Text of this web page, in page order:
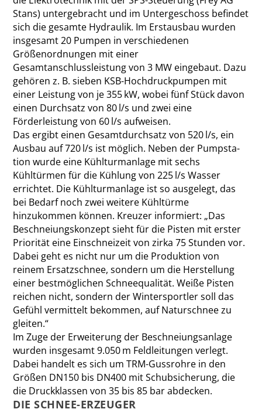
Stans) untergebracht und im Untergeschoss befindet
sich die gesamte Hydraulik. Im Erstausbau wurden
insgesamt 20 Pumpen in verschiedenen
Größenordnungen mit einer
Gesamtanschlussleistung von 3 MW eingebaut. Dazu
gehören z. B. sieben KSB-Hochdruckpumpen mit
einer Leistung von je 355 kW, wobei fünf Stück davon
einen Durchsatz von 80 l/s und zwei eine
Förderleistung von 60 l/s aufweisen.
Das ergibt einen Gesamtdurchsatz von 520 l/s, ein
Ausbau auf 720 l/s ist möglich. Neben der Pumpsta­
tion wurde eine Kühlturmanlage mit sechs
Kühltürmen für die Kühlung von 225 l/s Wasser
errichtet. Die Kühlturmanlage ist so ausgelegt, das
bei Bedarf noch zwei ­weitere Kühltürme
hinzukommen können. Kreuzer informiert: „Das
Beschneiungskonzept sieht für die Pisten mit erster
Priorität eine Einschneizeit von zirka 75 Stunden vor.
Dabei geht es nicht nur um die Produktion von
reinem Ersatzschnee, sondern um die Herstellung
einer bestmöglichen Schneequalität. Weiße Pisten
reichen nicht, sondern der Wintersportler soll das
Gefühl vermittelt bekommen, auf Naturschnee zu
gleiten.“
Im Zuge der Erweiterung der Beschneiungsanlage
wurden insgesamt 9.050 m Feldleitungen verlegt.
Dabei handelt es sich um TRM-Gussrohre in den
Größen DN150 bis DN400 mit Schubsicherung, die
die Druckklassen von 35 bis 85 bar abdecken.
DIE SCHNEE-ERZEUGER